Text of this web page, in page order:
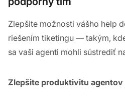
Zlepšite možnosti vášho help
riešením tiketingu — takým,
sa vaši agenti mohli sústrediť
Zlepšite produktivitu agentov